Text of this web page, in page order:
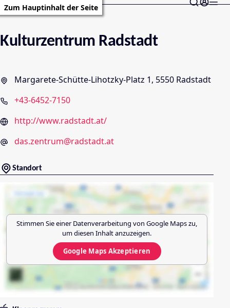
Zum Hauptinhalt der Seite
Kulturzentrum Radstadt
Margarete-Schütte-Lihotzky-Platz 1, 5550 Radstadt
+43-6452-7150
http://www.radstadt.at/
das.zentrum@radstadt.at
Standort
Stimmen Sie einer Datenverarbeitung von Google Mapszu,
um diesen Inhalt anzuzeigen.
Google Maps Akzeptieren